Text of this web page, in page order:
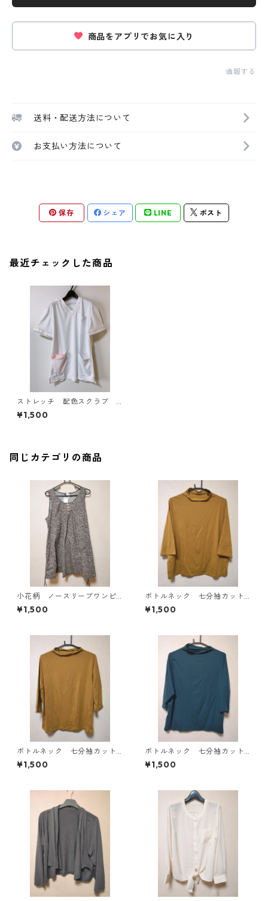
商品をアプリでお気に入り
通報する
送料・配送方法について
お支払い方法について
保存 シェア LINE ポスト
最近チェックした商品
ストレッチ 配色スクラブ
ＬＬ ホワイト×ピンク KAE
-4171
¥1,500
同じカテゴリの商品
小花柄 ノースリーブワンピ
ース ４Ｌ ブラック KAE-
4819
¥1,500
ボトルネック 七分袖カット
ソー ４Ｌ マスタード KA
E-4818
¥1,500
ボトルネック 七分袖カット
ソー ４Ｌ マスタード KA
E-4816
¥1,500
ボトルネック 七分袖カット
ソー ４Ｌ ティールグリー
ン KAE-4815
¥1,500